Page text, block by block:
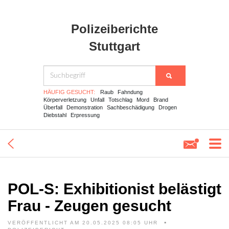
Polizeiberichte
Stuttgart
HÄUFIG GESUCHT: Raub
Fahndung
Körperverletzung
Unfall Totschlag Mord
Brand
Überfall
Demonstration Sachbeschädigung
Drogen
Diebstahl
Erpressung
POL-S: Exhibitionist belästigt
Frau - Zeugen gesucht
VERÖFFENTLICHT AM 20.05.2025 08:05 UHR